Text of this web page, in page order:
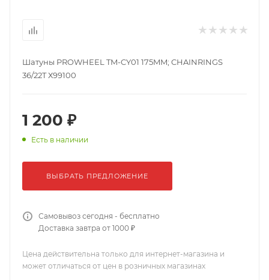
Шатуны PROWHEEL TM-CY01 175MM; CHAINRINGS
36/22T Х99100
1 200 ₽
Есть в наличии
ВЫБРАТЬ ПРЕДЛОЖЕНИЕ
Самовывоз сегодня - бесплатно
Доставка завтра от 1000 ₽
Цена действительна только для интернет-магазина и
может отличаться от цен в розничных магазинах